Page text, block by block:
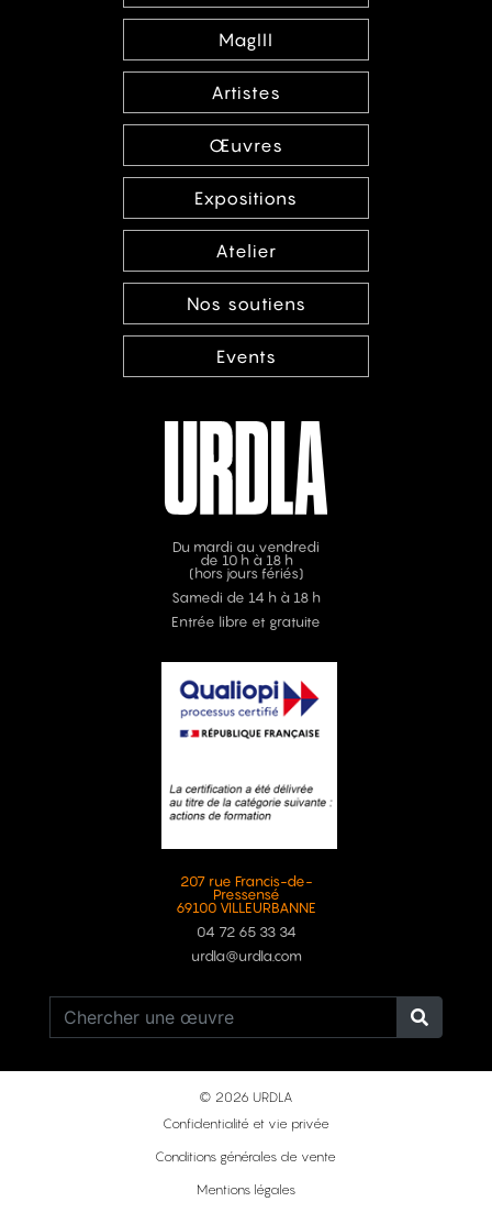
MagIII
Artistes
Œuvres
Expositions
Atelier
Nos soutiens
Events
Du mardi au vendredi
de 10 h à 18 h
(hors jours fériés)
Samedi de 14 h à 18 h
Entrée libre et gratuite
207 rue Francis-de-
Pressensé
69100 VILLEURBANNE
04 72 65 33 34
urdla@urdla.com
© 2026 URDLA
Confidentialité et vie privée
Conditions générales de vente
Mentions légales